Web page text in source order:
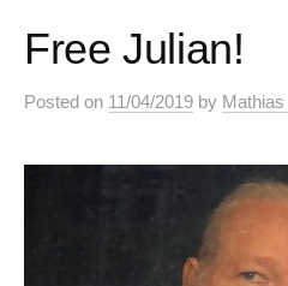
Free Julian!
Posted on 11/04/2019 by